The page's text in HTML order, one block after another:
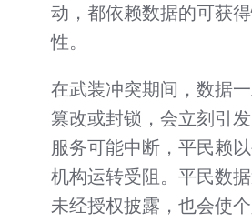
动，都依赖数据的可获
性。
在武装冲突期间，数据一
篡改或封锁，会立刻引
服务可能中断，平民赖
机构运转受阻。平民数
未经授权披露，也会使